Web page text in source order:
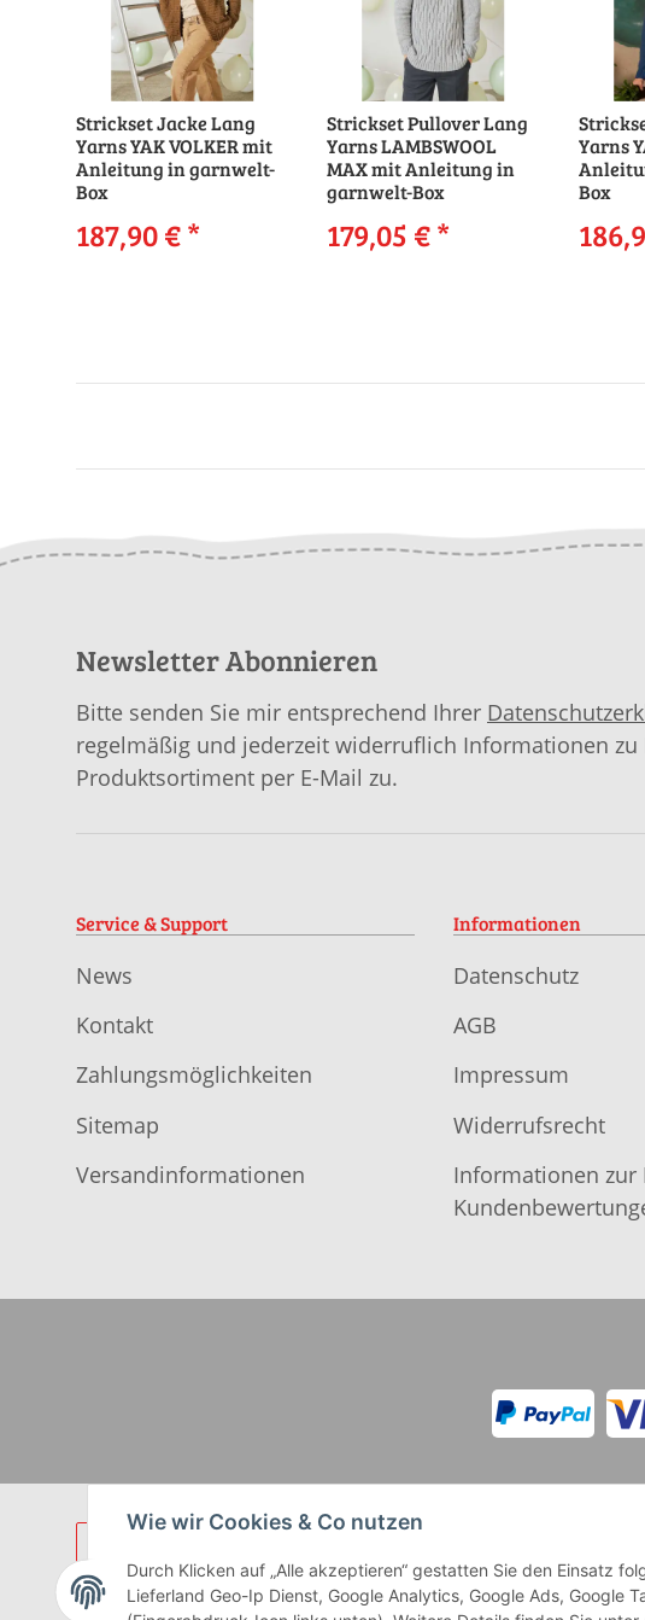
Strickset Jacke Lang
Yarns YAK VOLKER mit
Anleitung in garnwelt-
Box
187,90 €*
Strickset Pullover Lang
Yarns LAMBSWOOL
MAX mit Anleitung in
garnwelt-Box
179,05 €*
Yarns
Box
Newsletter Abonnieren
Bitte senden Sie mir entsprechend Ihrer
regelmäßig und jederzeit widerruflich Informationen zu
Produktsortiment per E-Mail zu.
Service & Support
News
Kontakt
Zahlungsmöglichkeiten
Sitemap
Versandinformationen
Informationen
Datenschutz
AGB
Impressum
Widerrufsrecht
Informationen zur
*
Wie wir Cookies & Co nutzen
Durch Klicken auf „Alle akzeptieren“ gestatten Sie den Einsatz
Lieferland Geo-Ip Dienst, Google Analytics, Google Ads, Google